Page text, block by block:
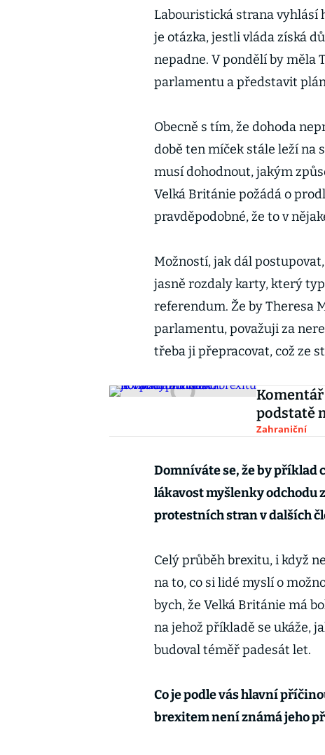
Labouristická strana vyhlásí
je otázka, jestli vláda získá
nepadne. V pondělí by měla
parlamentu a představit
Obecně s tím, že dohoda
době ten míček stále leží na
musí dohodnout, jakým
Velká Británie požádá o
pravděpodobné, že to v
Možností, jak dál
jasně rozdaly karty, který
referendum. Že by Theresa
parlamentu, považuji za
třeba ji přepracovat, což ze
Komentář
podstatě
Zahraniční
Domníváte se, že by příklad
lákavost myšlenky odchodu
protestních stran v dalších
Celý průběh brexitu, i když
na to, co si lidé myslí o
bych, že Velká Británie má
na jehož příkladě se ukáže,
budoval téměř padesát let.
Co je podle vás hlavní
brexitem není známá jeho